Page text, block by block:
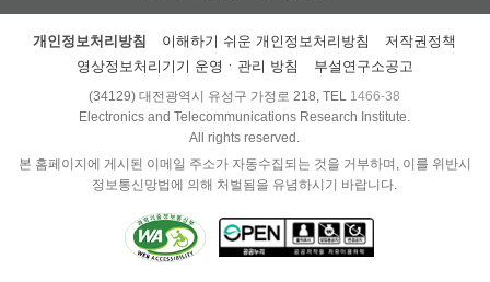
개인정보처리방침 이해하기 쉬운 개인정보처리방침
저작권정책
영상정보처리기기 운영ㆍ관리 방침
부설연구소공고
(34129) 대전광역시 유성구 가정로 218, TEL 1466-38
Electronics and Telecommunications Research Institute.
All rights reserved.
본 홈페이지에 게시된 이메일 주소가 자동수집되는 것을 거부하며, 이를 위반시
정보통신망법에 의해 처벌됨을 유념하시기 바랍니다.